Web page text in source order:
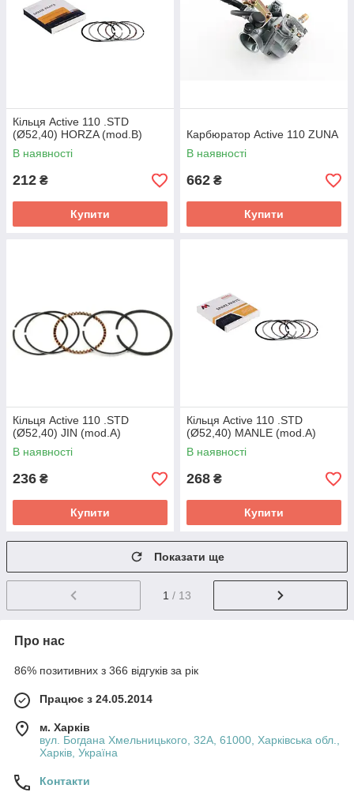
Кільця Active 110 .STD
(Ø52,40) HORZA (mod.B)
В наявності
212 ₴
Купити
Карбюратор Active 110 ZUNA
В наявності
662 ₴
Купити
Кільця Active 110 .STD
(Ø52,40) JIN (mod.A)
В наявності
236 ₴
Купити
Кільця Active 110 .STD
(Ø52,40) MANLE (mod.A)
В наявності
268 ₴
Купити
Показати ще
1 / 13
Про нас
86% позитивних з 366 відгуків за рік
Працює з 24.05.2014
м. Харків
вул. Богдана Хмельницького, 32А, 61000, Харківська обл.,
Харків, Україна
Контакти